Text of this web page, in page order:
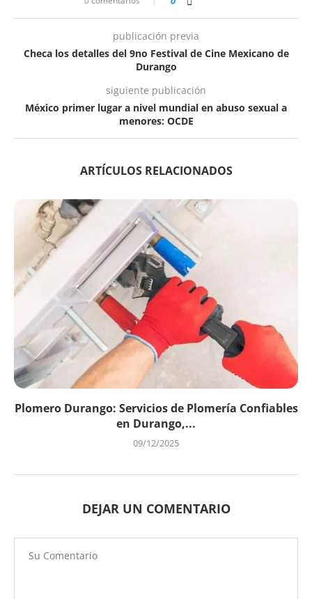
publicación previa
Checa los detalles del 9no Festival de Cine Mexicano de
Durango
siguiente publicación
México primer lugar a nivel mundial en abuso sexual a
menores: OCDE
ARTÍCULOS RELACIONADOS
Plomero Durango: Servicios de Plomería Confiables
en Durango,...
09/12/2025
DEJAR UN COMENTARIO